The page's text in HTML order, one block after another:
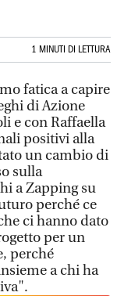
1 MINUTI DI LETTURA
fatica a capire
di Azione
e con Raffaella
positivi alla
un cambio di
sulla
a Zapping su
perché ce
ci hanno dato
per un
perché
a chi ha